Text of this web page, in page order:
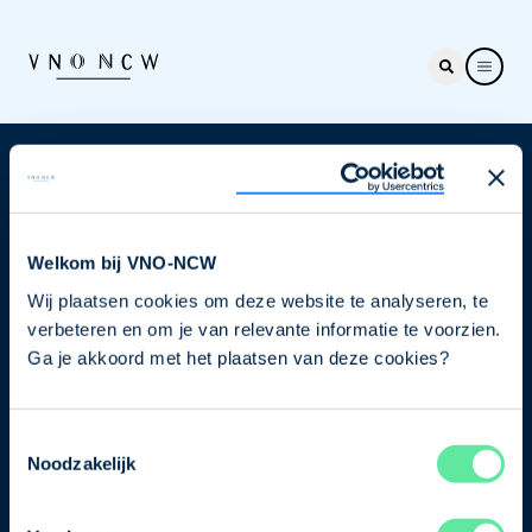
Welkom bij VNO-NCW
Wij plaatsen cookies om deze website te analyseren, te
verbeteren en om je van relevante informatie te voorzien.
Ga je akkoord met het plaatsen van deze cookies?
Noodzakelijk
Nieuwsbrief
je nu in voor de VNO-NCW nieuwsbrief.
Schrijf je in
Direct naar
Ons verhaal